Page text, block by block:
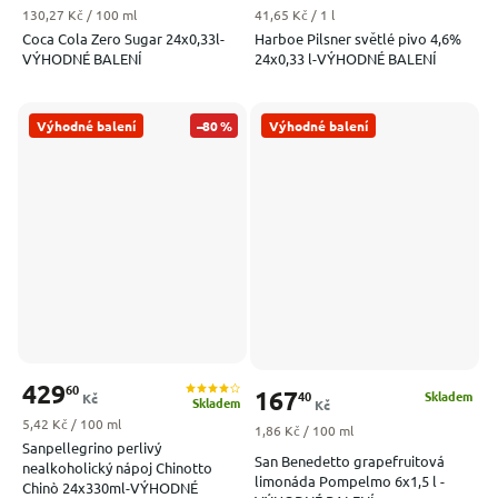
Coca Cola Zero Sugar 24x0,33l-
VÝHODNÉ BALENÍ
Měrná cena:
130,27 Kč / 100 ml
Harboe Pilsner světlé pivo 4,6%
24x0,33 l-VÝHODNÉ BALENÍ
Měrná cena:
41,65 Kč / 1 l
Výhodné balení –80 %
Sanpellegrino perlivý
nealkoholický nápoj Chinotto
Chinò 24x330ml-VÝHODNÉ
Skladem
42960
Kč
Měrná cena:
5,42 Kč / 100 ml
Výhodné balení
San Benedetto grapefruitová
limonáda Pompelmo 6x1,5 l -
Skladem
16740
Kč
Měrná cena:
1,86 Kč / 100 ml